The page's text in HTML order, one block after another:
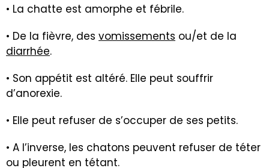
• La chatte est amorphe et fébrile.
• De la fièvre, des vomissements ou/et de la
diarrhée.
• Son appétit est altéré. Elle peut souffrir
d’anorexie.
• Elle peut refuser de s’occuper de ses petits.
• A l’inverse, les chatons peuvent refuser de téter
ou pleurent en tétant.